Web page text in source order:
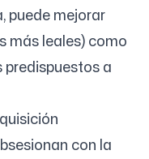
puede mejorar
más leales) como
predispuestos a
con la